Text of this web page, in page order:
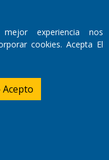
experiencia nos
cookies. Acepta El
Acepto